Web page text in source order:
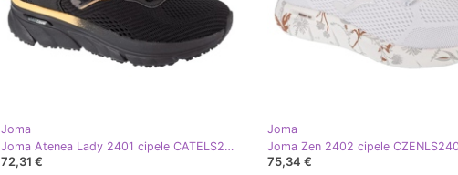
Joma
Joma Atenea Lady 2401 cipele CATELS2401 crna
72,31 €
Joma
Joma Zen 2402 cipele
75,34 €